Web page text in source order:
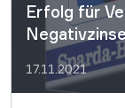
Erfolg für
17.11.2021